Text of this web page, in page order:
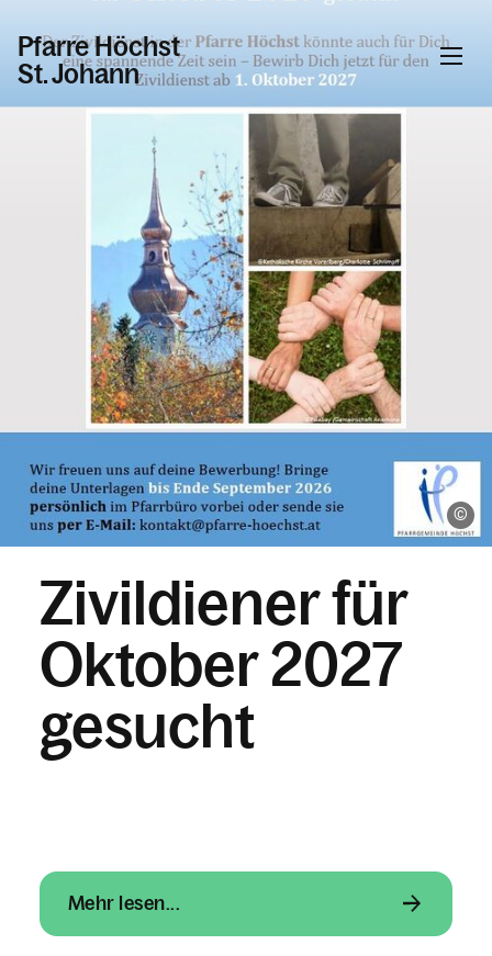
Pfarre Höchst
St. Johann
Informationen
Kalender
Personen
Kontakt
Zivildiener für
Oktober 2027
gesucht
Mehr lesen...